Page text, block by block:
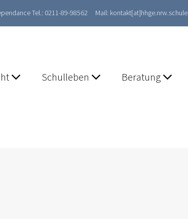
Tel.: 0211-89-98562 Mail: kontakt[at]hhge.nrw.schule
Schulleben Beratung